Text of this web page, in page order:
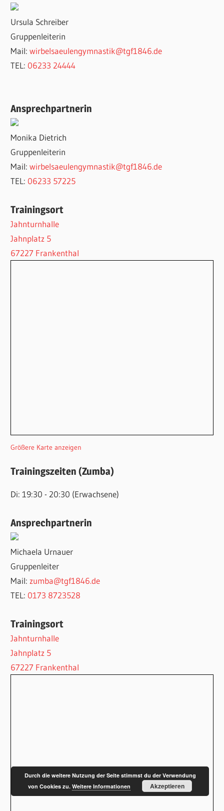
Ursula Schreiber
Gruppenleiterin
Mail:wirbelsaeulengymnastik@tgf1846.de
TEL: 06233 24444
Ansprechpartnerin
Monika Dietrich
Gruppenleiterin
Mail:wirbelsaeulengymnastik@tgf1846.de
TEL: 06233 57225
Trainingsort
Jahnturnhalle
Jahnplatz 5
67227 Frankenthal
Größere Karte anzeigen
Trainingszeiten (Zumba)
Di: 19:30 - 20:30 (Erwachsene)
Ansprechpartnerin
Michaela Urnauer
Gruppenleiter
Mail:zumba@tgf1846.de
TEL: ‭0173 8723528
Trainingsort
Jahnturnhalle
Jahnplatz 5
67227 Frankenthal
Durch die weitere Nutzung der Seite stimmst du der Verwendung
von Cookies zu.Weitere Informationen Akzeptieren